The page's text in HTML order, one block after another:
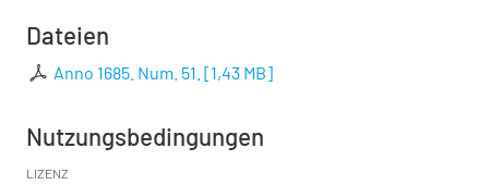
Dateien
Anno 1685. Num. 51. [1,43 MB]
Nutzungsbedingungen
LIZENZ